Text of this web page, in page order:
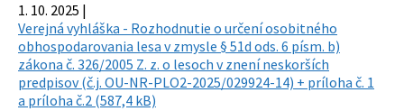
1. 10. 2025 |
Verejná vyhláška - Rozhodnutie o určení osobitného
obhospodarovania lesa v zmysle § 51d ods. 6 písm. b)
zákona č. 326/2005 Z. z. o lesoch v znení neskorších
predpisov (č.j. OU-NR-PLO2-2025/029924-14) + príloha č. 1
a príloha č.2 (587,4 kB)